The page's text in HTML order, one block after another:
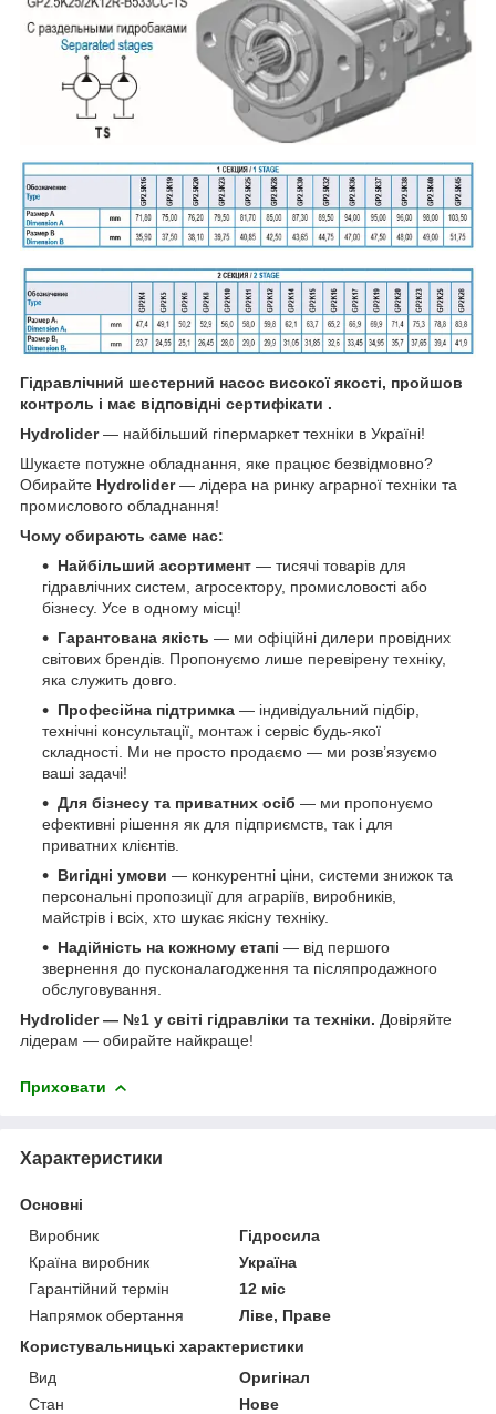
Гідравлічний шестерний насос високої якості, пройшов
контроль і має відповідні сертифікати .
Hydrolider— найбільший гіпермаркет техніки в Україні!
Шукаєте потужне обладнання, яке працює безвідмовно?
Обирайте Hydrolider— лідера на ринку аграрної техніки та
промислового обладнання!
Чому обирають саме нас:
Найбільший асортимент — тисячі товарів для
гідравлічних систем, агросектору, промисловості або
бізнесу. Усе в одному місці!
Гарантована якість — ми офіційні дилери провідних
світових брендів. Пропонуємо лише перевірену техніку,
яка служить довго.
Професійна підтримка — індивідуальний підбір,
технічні консультації, монтаж і сервіс будь-якої
складності. Ми не просто продаємо — ми розв’язуємо
ваші задачі!
Для бізнесу та приватних осіб — ми пропонуємо
ефективні рішення як для підприємств, так і для
приватних клієнтів.
Вигідні умови — конкурентні ціни, системи знижок та
персональні пропозиції для аграріїв, виробників,
майстрів і всіх, хто шукає якісну техніку.
Надійність на кожному етапі — від першого
звернення до пусконалагодження та післяпродажного
обслуговування.
Hydrolider — №1 у світі гідравліки та техніки. Довіряйте
лідерам — обирайте найкраще!
Приховати
Характеристики
Основні
Виробник
Гідросила
Країна виробник
Україна
Гарантійний термін
12 міс
Напрямок обертання
Ліве, Праве
Користувальницькі характеристики
Вид
Оригінал
Стан
Нове